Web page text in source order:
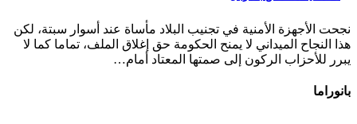
نجحت الأجهزة الأمنية في تجنيب البلاد مأساة عند أسوار سبتة، لكن
هذا النجاح الميداني لا يمنح الحكومة حق إغلاق الملف، تماما كما لا
يبرر للأحزاب الركون إلى صمتها المعتاد أمام…
بانوراما